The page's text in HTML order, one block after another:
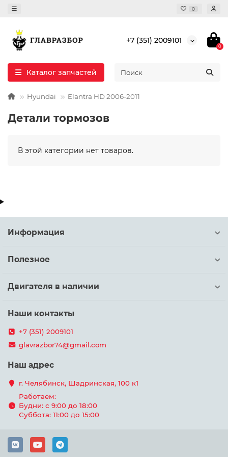
0
+7 (351) 2009101
0
Каталог запчастей
Hyundai Elantra HD 2006-2011
Детали тормозов
В этой категории нет товаров.
Информация
Полезное
Двигателя в наличии
Наши контакты
+7 (351) 2009101
glavrazbor74@gmail.com
Наш адрес
г. Челябинск, Шадринская, 100 к1
Работаем:
Будни: с 9:00 до 18:00
Суббота: 11:00 до 15:00